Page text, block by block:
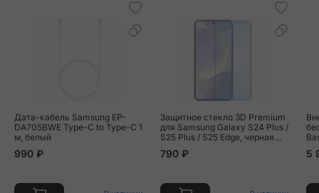
Дата-кабель Samsung EP-
DA705BWE Type-C to Type-C 1
м, белый
990 ₽
Защитное стекло 3D Premium
для Samsung Galaxy S24 Plus /
S25 Plus / S25 Edge, черная
790 ₽ 5